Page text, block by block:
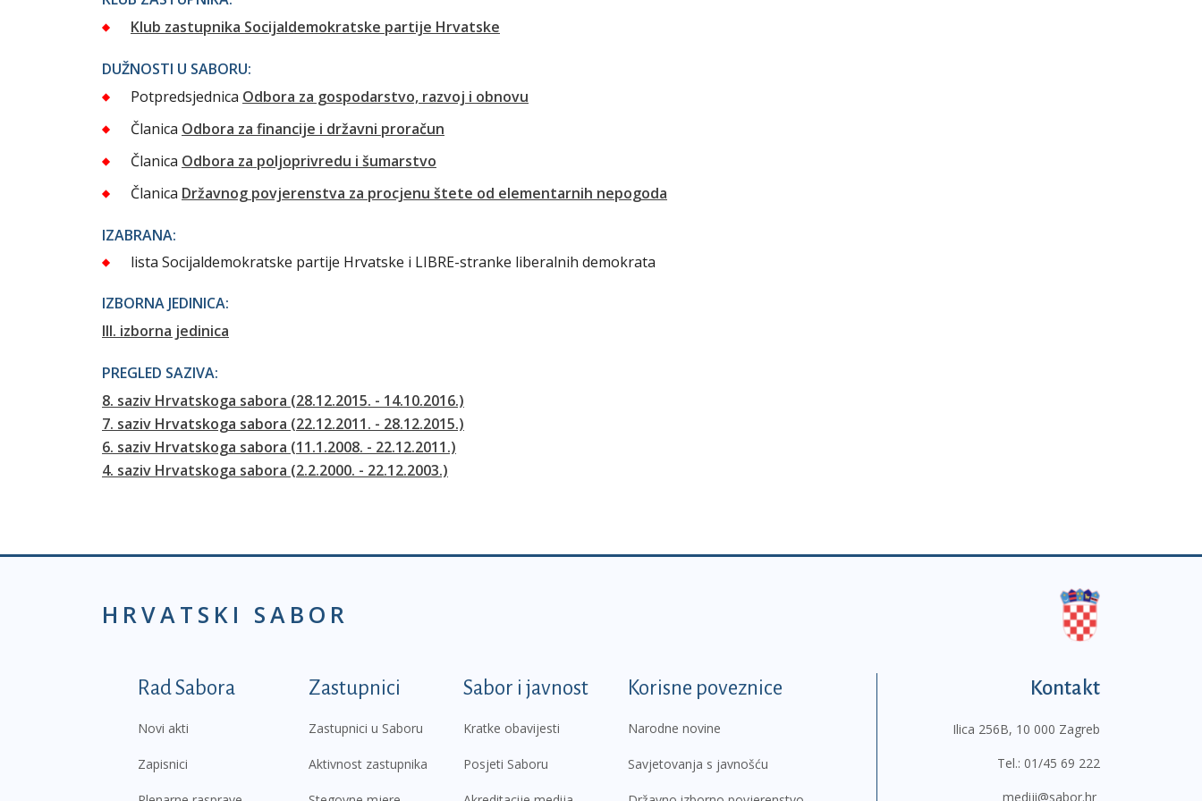
Klub zastupnika Socijaldemokratske partije Hrvatske
DUŽNOSTI U SABORU:
Potpredsjednica Odbora za gospodarstvo, razvoj i obnovu
Članica Odbora za financije i državni proračun
Članica Odbora za poljoprivredu i šumarstvo
Članica Državnog povjerenstva za procjenu štete od elementarnih nepogoda
IZABRANA:
lista Socijaldemokratske partije Hrvatske i LIBRE-stranke liberalnih demokrata
IZBORNA JEDINICA:
III. izborna jedinica
PREGLED SAZIVA:
8. saziv Hrvatskoga sabora (28.12.2015. - 14.10.2016.)
7. saziv Hrvatskoga sabora (22.12.2011. - 28.12.2015.)
6. saziv Hrvatskoga sabora (11.1.2008. - 22.12.2011.)
4. saziv Hrvatskoga sabora (2.2.2000. - 22.12.2003.)
HRVATSKI SABOR
Podnožje prvi izbornik
Rad Sabora
Novi akti
Zapisnici
Zastupnici
Zastupnici u Saboru
Aktivnost zastupnika
Sabor i javnost
Kratke obavijesti
Posjeti Saboru
Korisne poveznice
Narodne novine
Savjetovanja s javnošću
Kontakt
Ilica 256B, 10 000 Zagreb
Tel.: 01/45 69 222
mediji@sabor.hr